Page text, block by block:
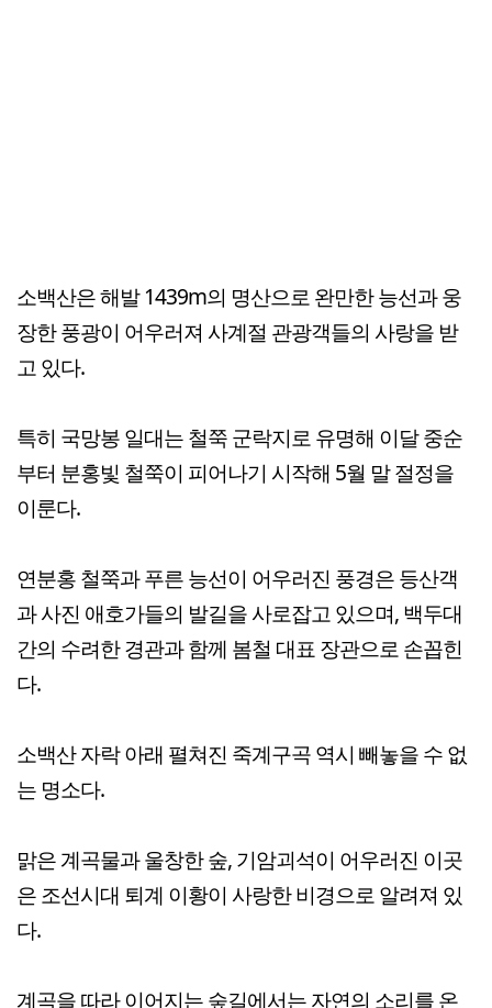
소백산은 해발 1439m의 명산으로 완만한 능선과 웅
장한 풍광이 어우러져 사계절 관광객들의 사랑을 받
고 있다.
특히 국망봉 일대는 철쭉 군락지로 유명해 이달 중순
부터 분홍빛 철쭉이 피어나기 시작해 5월 말 절정을
이룬다.
연분홍 철쭉과 푸른 능선이 어우러진 풍경은 등산객
과 사진 애호가들의 발길을 사로잡고 있으며, 백두대
간의 수려한 경관과 함께 봄철 대표 장관으로 손꼽힌
다.
소백산 자락 아래 펼쳐진 죽계구곡 역시 빼놓을 수 없
는 명소다.
맑은 계곡물과 울창한 숲, 기암괴석이 어우러진 이곳
은 조선시대 퇴계 이황이 사랑한 비경으로 알려져 있
다.
계곡을 따라 이어지는 숲길에서는 자연의 소리를 온